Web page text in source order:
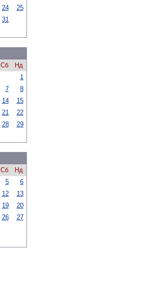
24
25
31
Сб
Нд
1
7
8
14
15
21
22
28
29
Сб
Нд
5
6
12
13
19
20
26
27